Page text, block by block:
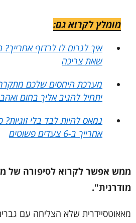
מומלץ לקרוא גם:
איך לגרום לו לרדוף
שאת צריכה
מערכת היחסים שלכם
יתחיל להגיב אליך בחום
נמאס להיות לבד בלי זוגיות?
אחרייך ב-6 צעדים פשוטים
ממש אפשר לקרוא לסיפורה של
מודרנית".
מאאוטסיידרית שלא הצליחה עם